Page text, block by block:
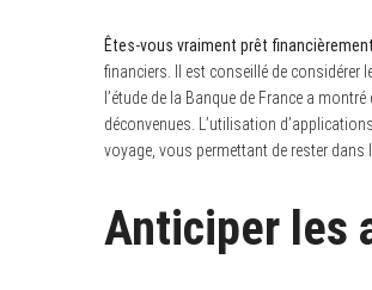
Êtes-vous vraiment prêt
financiers. Il est conseillé de considérer
l’étude de la Banque de France a
déconvenues. L’utilisation
voyage, vous permettant de rester dans
Anticiper les